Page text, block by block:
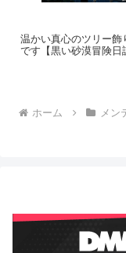
温かい真心のツリー飾
です【黒い砂漠冒険日
ホーム メン